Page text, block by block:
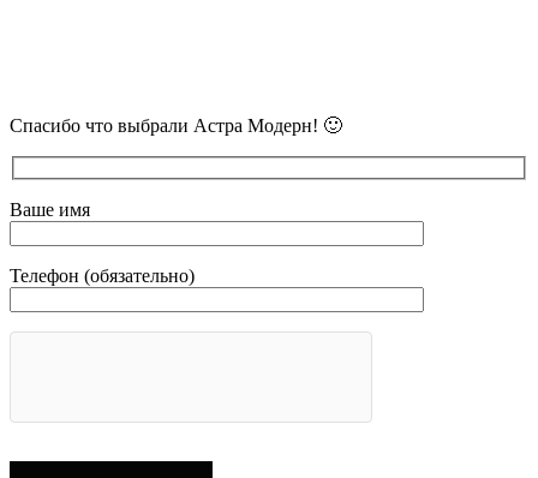
Спасибо что выбрали Астра Модерн! 🙂
Ваше имя
Телефон (обязательно)